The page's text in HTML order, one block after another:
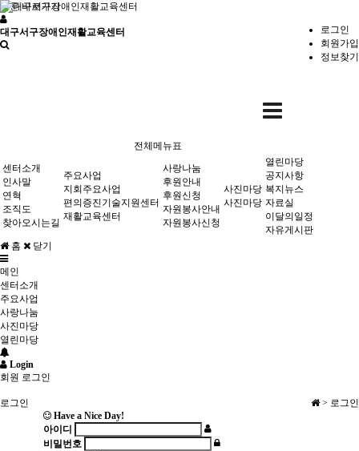
본문 바로가기
로그인
회원가입
정보찾기
대구서구장애인재활교육센터
사랑나눔
자원봉사안내
자원봉사신청
사진마당
이달의일정
자유게시판
전체메뉴표
센터소개
인사말
연혁
조직도
찾아오시는길
주요사업
지회주요사업
편의증진기술지원센터
재활교육센터
사랑나눔
후원안내
후원신청
자원봉사안내
자원봉사신청
사진마당
사진마당
열린마당
공지사항
복지뉴스
자료실
이달의일정
자유게시판
홈
닫기
메인
센터소개
주요사업
사랑나눔
사진마당
열린마당
Login
회원 로그인
> 로그인
로그인
Have a Nice Day!
아이디
비밀번호